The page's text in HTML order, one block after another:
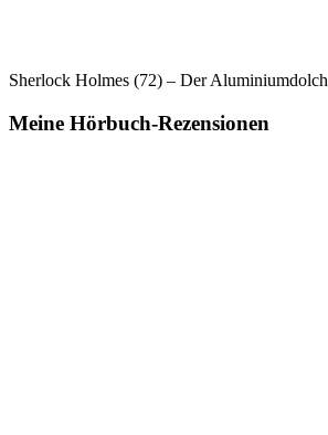
Sherlock Holmes (72) – Der Aluminiumdolch
Meine Hörbuch-Rezensionen